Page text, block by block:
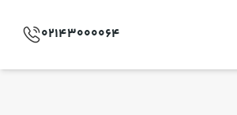
02143000064